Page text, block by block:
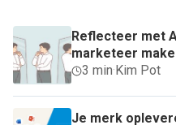
Reflecteer met
marketeer
3 min· Kim Pot
Je merk